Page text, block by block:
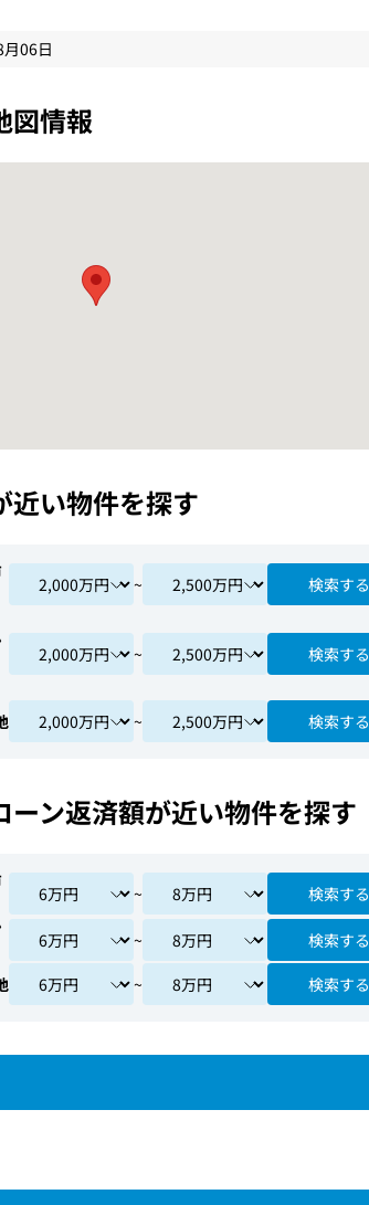
06日
図情報
近い物件を探す
~ 検索する
~ 検索する
~ 検索する
ン返済額が近い物件を探す
~
検索する
~
検索する
~ 検索する